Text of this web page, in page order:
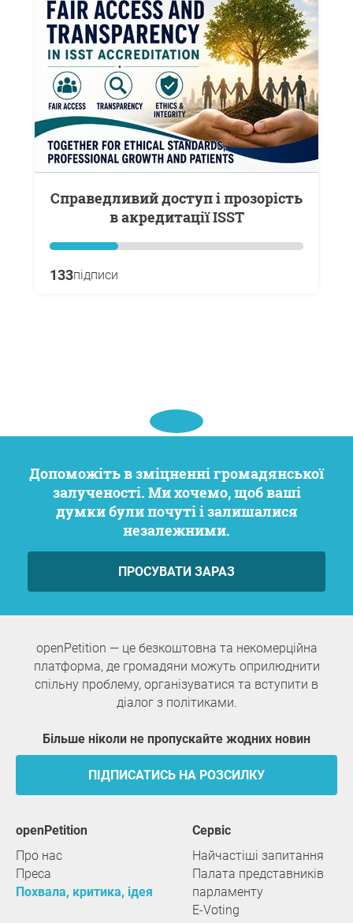
Справедливий доступ і прозорість
в акредитації ISST
133підписи
Допоможіть в зміцненні громадянської
залученості. Ми хочемо, щоб ваші
думки були почуті і залишалися
незалежними.
ПРОСУВАТИ ЗАРАЗ
openPetition — це безкоштовна та некомерційна
платформа, де громадяни можуть оприлюднити
спільну проблему, організуватися та вступити в
діалог з політиками.
Більше ніколи не пропускайте жодних новин
ПІДПИСАТИСЬ НА РОЗСИЛКУ
openPetition
Про нас
Преса
Похвала, критика, ідея
сервіс
Найчастіші запитання
Палата представників
парламенту
E-Voting